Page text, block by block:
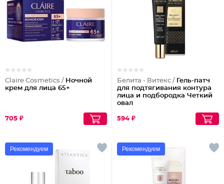
Claire Cosmetics / Ночной
крем для лица 65+
705 ₽
Белита - Витекс / Гель-патч
для подтягивания контура
лица и подбородка Четкий
овал
594 ₽
Рекомендуем Рекомендуем